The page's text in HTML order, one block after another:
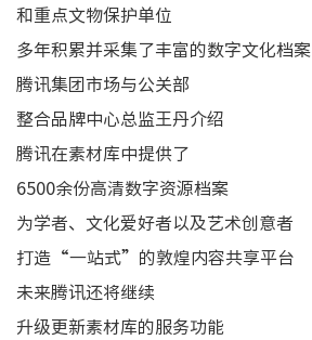
和重点文物保护单位
多年积累并采集了丰富的数字文化档案
腾讯集团市场与公关部
整合品牌中心总监王丹介绍
腾讯在素材库中提供了
6500余份高清数字资源档案
为学者、文化爱好者以及艺术创意者
打造“一站式”的敦煌内容共享平台
未来腾讯还将继续
升级更新素材库的服务功能